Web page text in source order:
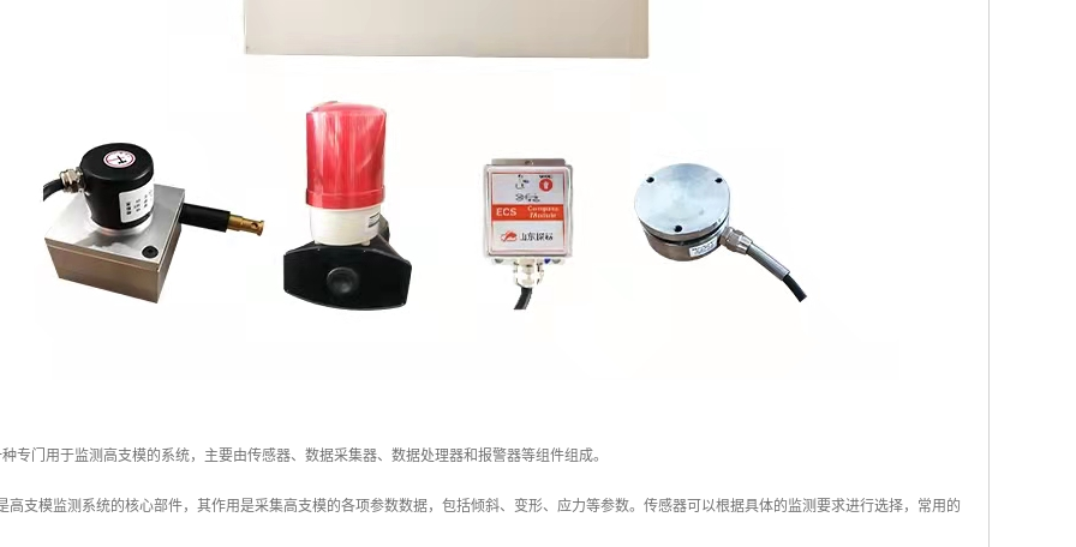
专门用于监测高支模的系统，主要由传感器、数据采集器、数据处理器和报警器等组件组成。
高支模监测系统的核心部件，其作用是采集高支模的各项参数数据，包括倾斜、变形、应力等参数。传感器可以根据具体的监测要求进行选择，常用的